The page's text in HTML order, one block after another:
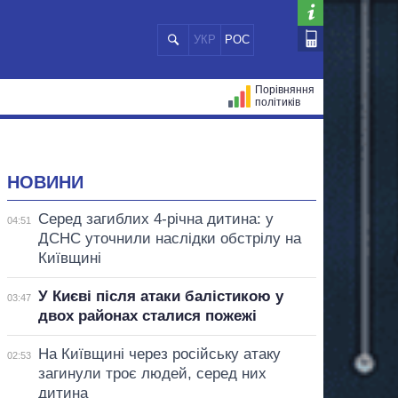
УКР РОС
Порівняння
політиків
НОВИНИ
04:51
Серед загиблих 4-річна дитина: у
ДСНС уточнили наслідки обстрілу на
Київщині
03:47
У Києві після атаки балістикою у
двох районах сталися пожежі
02:53
На Київщині через російську атаку
загинули троє людей, серед них
дитина